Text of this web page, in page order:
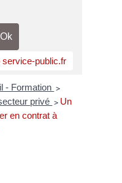
- Formation >
privé > Un
en contrat à